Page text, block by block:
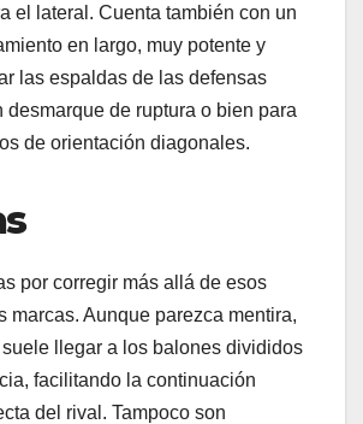
el lateral. Cuenta también con un
en largo, muy potente y
las espaldas de las defensas
desmarque de ruptura o bien para
de orientación diagonales.
por corregir más allá de esos
marcas. Aunque parezca mentira,
llegar a los balones divididos
facilitando la continuación
del rival. Tampoco son